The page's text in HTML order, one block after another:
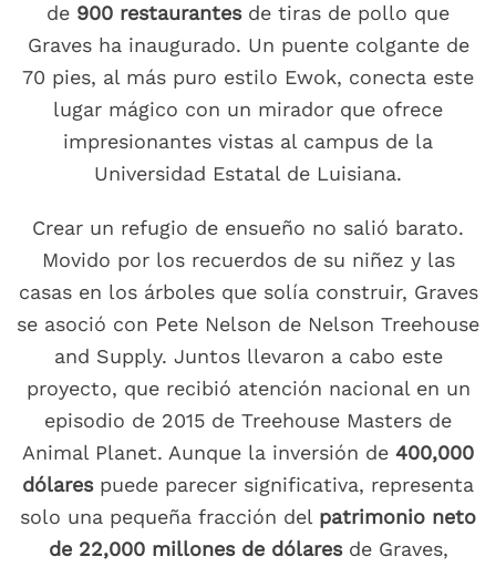
de 900 restaurantesde tiras de pollo que
Graves ha inaugurado. Un puente colgante de
70 pies, al más puro estilo Ewok, conecta este
lugar mágico con un mirador que ofrece
impresionantes vistas al campus de la
Universidad Estatal de Luisiana.
Crear un refugio de ensueño no salió barato.
Movido por los recuerdos de su niñez y las
casas en los árboles que solía construir, Graves
se asoció con Pete Nelson de Nelson Treehouse
and Supply. Juntos llevaron a cabo este
proyecto, que recibió atención nacional en un
episodio de 2015 de Treehouse Masters de
Animal Planet. Aunque la inversión de 400,000
dólarespuede parecer significativa, representa
solo una pequeña fracción del patrimonio neto
de 22,000 millones de dólaresde Graves,